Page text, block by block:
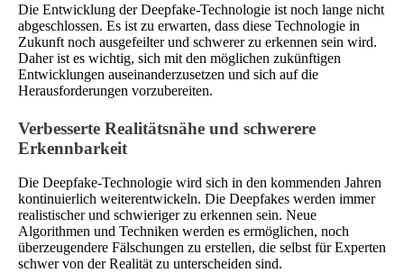
Die Entwicklung der Deepfake-Technologie ist noch lange nicht
abgeschlossen. Es ist zu erwarten, dass diese Technologie in
Zukunft noch ausgefeilter und schwerer zu erkennen sein wird.
Daher ist es wichtig, sich mit den möglichen zukünftigen
Entwicklungen auseinanderzusetzen und sich auf die
Herausforderungen vorzubereiten.
Verbesserte Realitätsnähe und schwerere
Erkennbarkeit
Die Deepfake-Technologie wird sich in den kommenden Jahren
kontinuierlich weiterentwickeln. Die Deepfakes werden immer
realistischer und schwieriger zu erkennen sein. Neue
Algorithmen und Techniken werden es ermöglichen, noch
überzeugendere Fälschungen zu erstellen, die selbst für Experten
schwer von der Realität zu unterscheiden sind.